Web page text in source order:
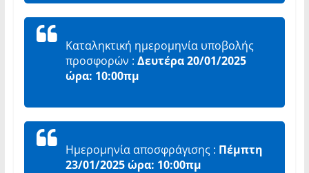
Καταληκτική ημερομηνία υποβολής
προσφορών : Δευτέρα 20/01/2025
ώρα: 10:00πμ
Ημερομηνία αποσφράγισης : Πέμπτη
23/01/2025 ώρα: 10:00πμ